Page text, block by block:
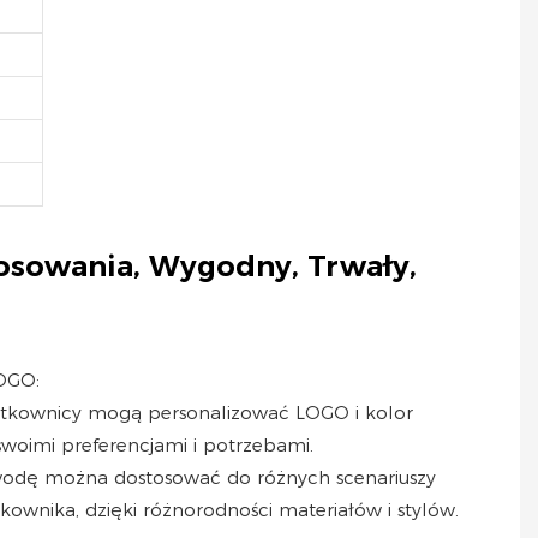
Wygodny, Trwały,
mogą personalizować LOGO i kolor
preferencjami i potrzebami.
można dostosować do różnych scenariuszy
dzięki różnorodności materiałów i stylów.